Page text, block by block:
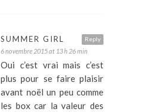
Reply
SUMMER GIRL
6 novembre 2015 at 13 h 26 min
Oui c’est vrai mais c’est
plus pour se faire plaisir
avant noël un peu comme
les box car la valeur des